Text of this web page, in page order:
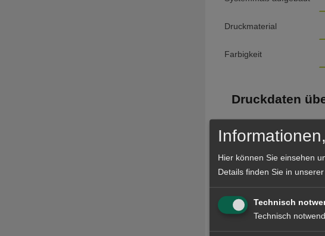
Druckmaterial
Farbigkeit
Druckdaten
Datencheck
Produktion
Lieferzeit
Hier können Sie einsehen
Details finden Sie in unserer
Technisch
Technisch